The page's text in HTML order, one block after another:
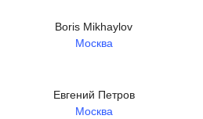
Boris Mikhaylov
Москва
Евгений Πетров
Москва